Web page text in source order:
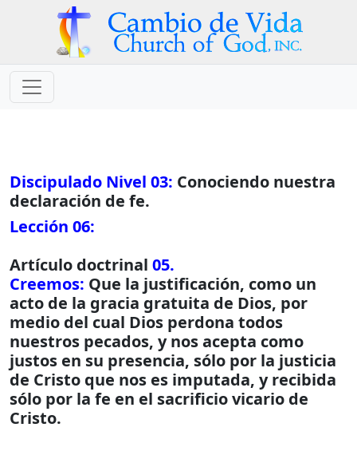
Discipulado Nivel 03: Conociendo nuestra
declaración de fe.
Lección 06:
Artículo doctrinal 05.
Creemos: Que la justificación, como un
acto de la gracia gratuita de Dios, por
medio del cual Dios perdona todos
nuestros pecados, y nos acepta como
justos en su presencia, sólo por la justicia
de Cristo que nos es imputada, y recibida
sólo por la fe en el sacrificio vicario de
Cristo.